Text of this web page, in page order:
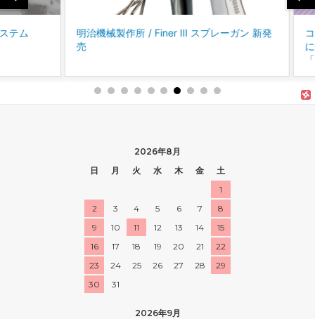
明治機械製作所 / Finer Ⅲ スプレーガン 新発
コバ
に、
「パ
2026年8月
日
月 火 水 木 金
土
1
2
3 4 5 6 7
8
9
10 11 12 13 14
15
16
17 18 19 20 21
22
23
24 25 26 27 28
29
30
31
2026年9月